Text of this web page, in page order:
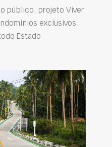
público, projeto Viver
exclusivos
Estado